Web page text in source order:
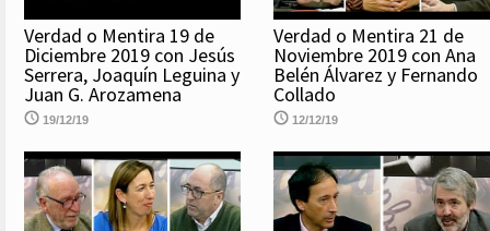
Verdad o Mentira 19 de
Diciembre 2019 con Jesús
Serrera, Joaquín Leguina y
Juan G. Arozamena
19/12/19
Verdad o Mentira 21 de
Noviembre 2019 con Ana
Belén Álvarez y Fernando
Collado
12/12/19